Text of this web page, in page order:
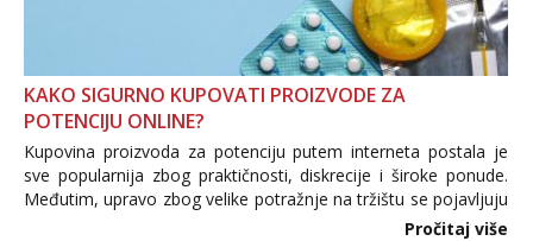
KAKO SIGURNO KUPOVATI PROIZVODE ZA
POTENCIJU ONLINE?
Kupovina proizvoda za potenciju putem interneta postala je
sve popularnija zbog praktičnosti, diskrecije i široke ponude.
Međutim, upravo zbog velike potražnje na tržištu se pojavljuju
i brojni krivotvoreni proizvodi, nepouzdane internetske
Pročitaj više